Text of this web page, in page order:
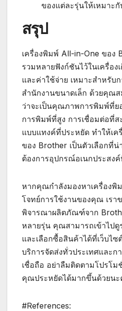
ของแต่ละรุ่นให้เหมาะ
สรุป
เครื่องพิมพ์ All-in-One ของ
รวมหลายฟังก์ชันไว้ในเครื่อ
และค่าใช้จ่าย เหมาะสำหรับ
สำนักงานขนาดเล็ก ด้วยคุณ
ว่าจะเป็นคุณภาพการพิมพ์ที่ย
การพิมพ์ที่สูง การเชื่อมต่อที่
แบบแทงค์ที่ประหยัด ทำให้เ
ของ Brother เป็นตัวเลือกที่น่
ต้องการอุปกรณ์อเนกประสง
หากคุณกำลังมองหาเครื่องพิ
โจทย์การใช้งานของคุณ เรา
พิจารณาผลิตภัณฑ์จาก
หลายรุ่น คุณสามารถเข้าไปดู
และเลือกซื้อสินค้าได้ที่เว็บไซ
บริการจัดส่งทั่วประเทศและ
เชื่อถือ อย่าลืมติดตามโปรโม
คุณประหยัดได้มากขึ้นด้วยนะ
#References: